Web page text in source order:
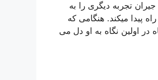
تجربه دیگری را به
پیدا میکند. هنگامی که
در اولین نگاه به او دل می